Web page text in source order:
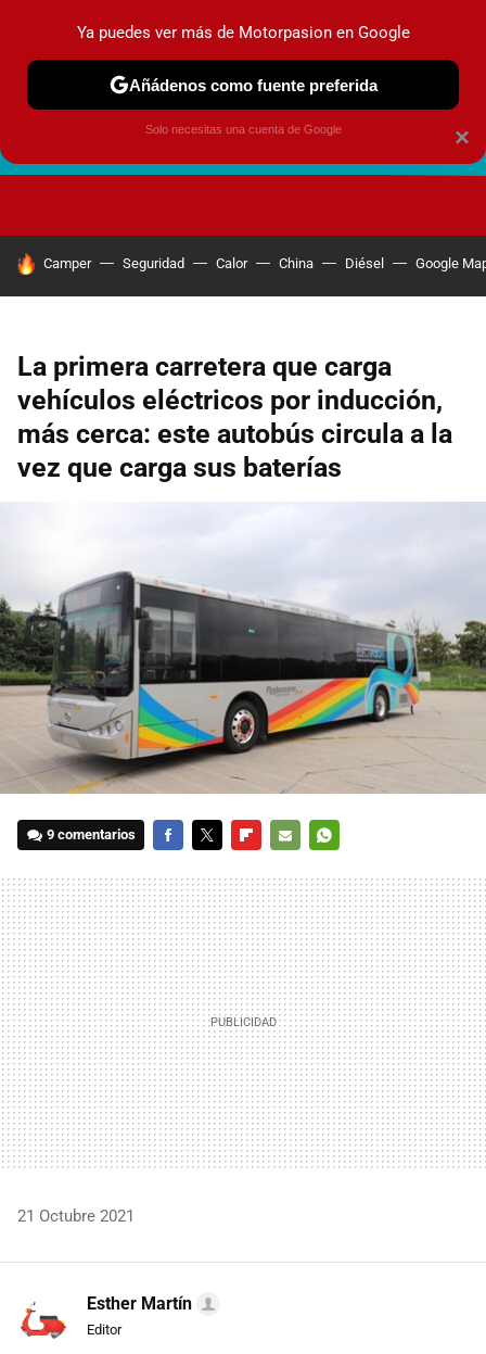
HOY SE HABLA DE
Camper Seguridad Calor China Diésel Google
La primera carretera que carga
vehículos eléctricos por inducción,
más cerca: este autobús circula a la
vez que carga sus baterías
9 comentarios
MAIL
21 Octubre 2021
Esther Martín
Editor
×
Ya puedes ver más de Motorpasion en Google
Añádenos como fuente preferida
Solo necesitas una cuenta de Google